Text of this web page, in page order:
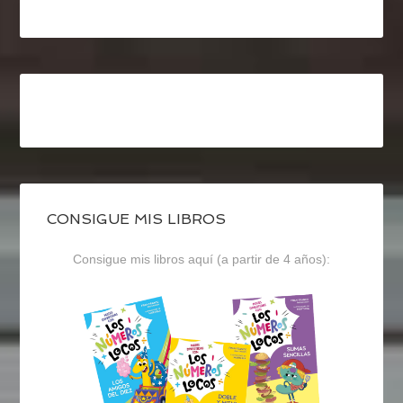
CONSIGUE MIS LIBROS
Consigue mis libros aquí (a partir de 4 años):